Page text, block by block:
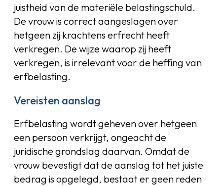
juistheid van de materiële belastingschuld.
De vrouw is correct aangeslagen over
hetgeen zij krachtens erfrecht heeft
verkregen. De wijze waarop zij heeft
verkregen, is irrelevant voor de heffing van
erfbelasting.
Vereisten aanslag
Erfbelasting wordt geheven over hetgeen
een persoon verkrijgt, ongeacht de
juridische grondslag daarvan. Omdat de
vrouw bevestigt dat de aanslag tot het juiste
bedrag is opgelegd, bestaat er geen reden